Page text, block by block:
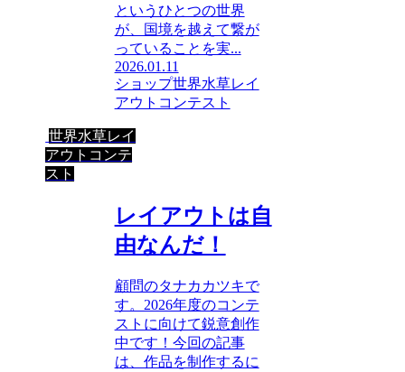
というひとつの世界
が、国境を越えて繋が
っていることを実...
2026.01.11
ショップ世界水草レイ
アウトコンテスト
世界水草レイ
アウトコンテ
スト
レイアウトは自
由なんだ！
顧問のタナカカツキで
す。2026年度のコンテ
ストに向けて鋭意創作
中です！今回の記事
は、作品を制作するに